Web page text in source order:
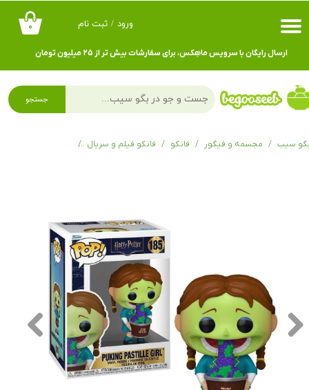
۰ ورود / ثبت نام
حساب کاربری من
تغییر گذر واژه
سفارشات
ارسال رایگان با سرویس ماهِکس، برای سفارشات بیش تر از ۲۵ میلیون تومان
جستجو
سیب مجسمه و فیگور فانکو فانکو فیلم و سریال